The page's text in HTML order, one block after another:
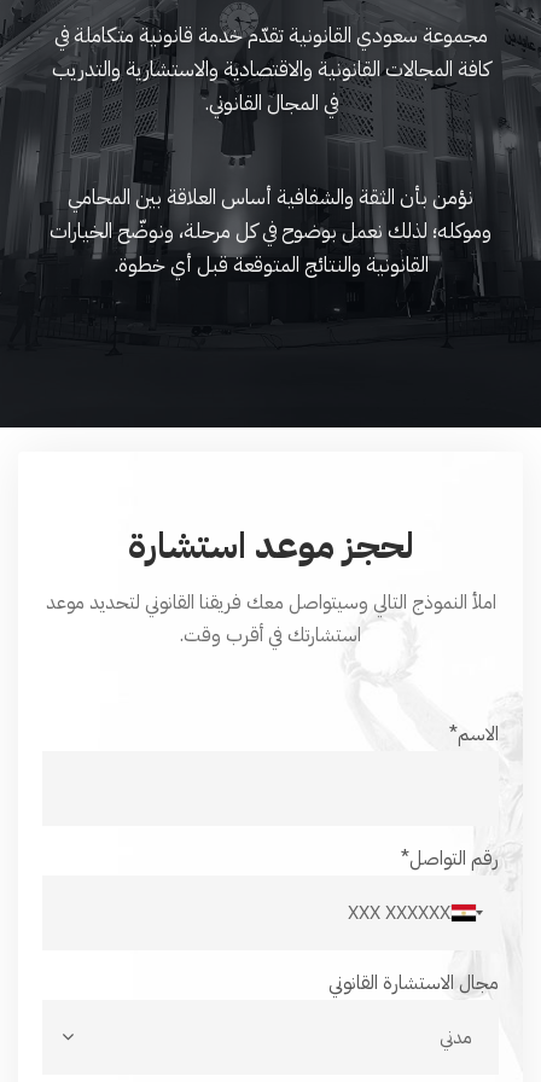
مجموعة سعودي القانونية تقدّم خدمة قانونية متكاملة في
كافة المجالات القانونية والاقتصادية والاستشارية والتدريب
في المجال القانوني.
نؤمن بأن الثقة والشفافية أساس العلاقة بين المحامي
وموكله؛ لذلك نعمل بوضوح في كل مرحلة، ونوضّح الخيارات
القانونية والنتائج المتوقعة قبل أي خطوة.
لحجز موعد استشارة
املأ النموذج التالي وسيتواصل معك فريقنا القانوني لتحديد موعد
استشارتك في أقرب وقت.
الاسم*
رقم التواصل*
E
y
t
مجال الاستشارة القانوني